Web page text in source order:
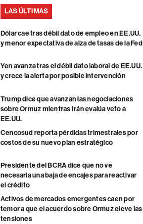
LAS ÚLTIMAS
Dólar cae tras débil dato de empleo en EE.UU.
y menor expectativa de alza de tasas de la Fed
Yen avanza tras el débil dato laboral de EE.UU.
y crece la alerta por posible intervención
Trump dice que avanzan las negociaciones
sobre Ormuz mientras Irán evalúa veto a
EE.UU.
Cencosud reporta pérdidas trimestrales por
costos de su nuevo plan estratégico
Presidente del BCRA dice que no ve
necesaria una baja de encajes para reactivar
el crédito
Activos de mercados emergentes caen por
temor a que el acuerdo sobre Ormuz eleve las
tensiones